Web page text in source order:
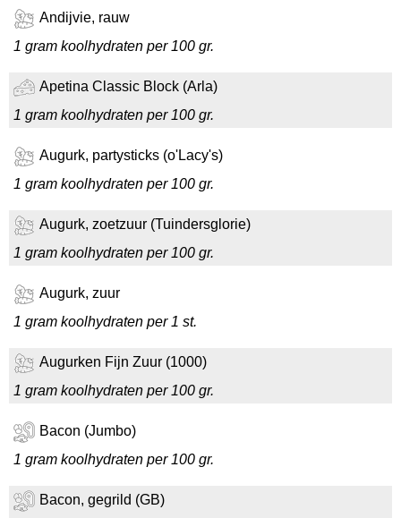
Andijvie, rauw
1 gram koolhydraten per 100 gr.
Apetina Classic Block (Arla)
1 gram koolhydraten per 100 gr.
Augurk, partysticks (o'Lacy's)
1 gram koolhydraten per 100 gr.
Augurk, zoetzuur (Tuindersglorie)
1 gram koolhydraten per 100 gr.
Augurk, zuur
1 gram koolhydraten per 1 st.
Augurken Fijn Zuur (1000)
1 gram koolhydraten per 100 gr.
Bacon (Jumbo)
1 gram koolhydraten per 100 gr.
Bacon, gegrild (GB)